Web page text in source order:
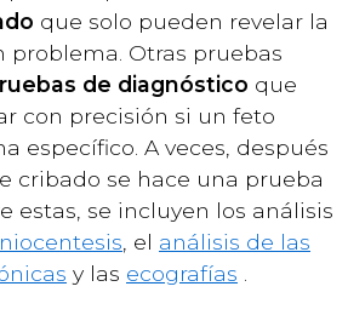
que solo pueden revelar la
problema. Otras pruebas
de diagnóstico que
con precisión si un feto
específico. A veces, después
cribado se hace una prueba
estas, se incluyen los análisis
, el análisis de las
y las ecografías